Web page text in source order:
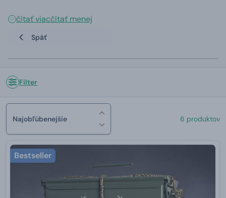
čítať viacčítať menej
Späť
Filter
Najobľúbenejšie 6 produktov
Bestseller